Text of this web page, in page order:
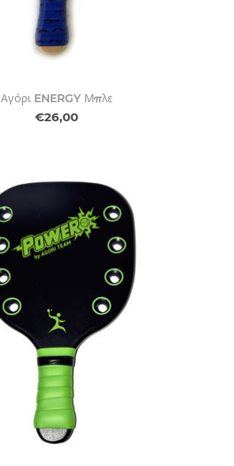
Αγόρι ENERGY Μπλε
€26,00